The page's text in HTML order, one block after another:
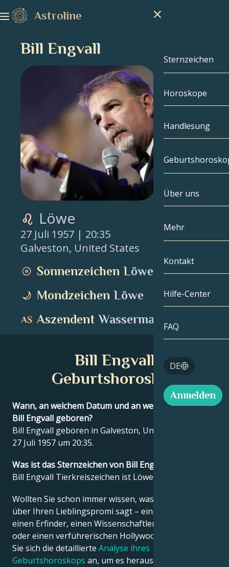
Astroline
Sternzeichen
Sternzeichen
Steinbock
Fische
Widder
Stier
Krebs
Löwe
Jungfrau
Schütze
Horoskope
Handlesung
Über uns
Mehr
Kompatibilität
Tarot
Engelszahlen
Kontakt
Hilfe-Center
FAQ
DE
English
Anmelden
Bill Engvall
Löwe
27 Juli 1957 | 20:35
Galveston, United States
Sonnenzeichen Löwe
Mondzeichen Löwe
Aszendent Wassermann
Bill Engvall
Geburtshoroskop
Wann, an welchem Datum und an welchem Ort wurde
Bill Engvall geboren?
Bill Engvall geboren in Galveston, United States am
27 Juli 1957 um 20:35.
Was ist das Sternzeichen von Bill Engvall?
Bill Engvall Tierkreiszeichen ist Löwe.
Wollten Sie schon immer wissen, was die Astrologie
über Ihren Lieblingspromi sagt – einen Politiker,
einen Erfinder, einen Wissenschaftler, einen Musiker
oder einen verführerischen Hollywood-Star? Sehen
Sie sich die detaillierte Analyse ihres
Geburtshoroskops an, um es herauszufinden!